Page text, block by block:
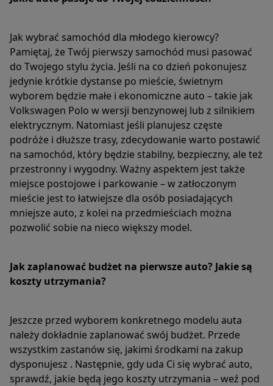
Jak wybrać samochód dla młodego kierowcy?
Pamiętaj, że Twój pierwszy samochód musi pasować
do Twojego stylu życia. Jeśli na co dzień pokonujesz
jedynie krótkie dystanse po mieście, świetnym
wyborem będzie małe i ekonomiczne auto – takie jak
Volkswagen Polo w wersji benzynowej lub z silnikiem
elektrycznym. Natomiast jeśli planujesz częste
podróże i dłuższe trasy, zdecydowanie warto postawić
na samochód, który będzie stabilny, bezpieczny, ale też
przestronny i wygodny. Ważny aspektem jest także
miejsce postojowe i parkowanie – w zatłoczonym
mieście jest to łatwiejsze dla osób posiadających
mniejsze auto, z kolei na przedmieściach można
pozwolić sobie na nieco większy model.
Jak zaplanować budżet na pierwsze auto? Jakie są
koszty utrzymania?
Jeszcze przed wyborem konkretnego modelu auta
należy dokładnie zaplanować swój budżet. Przede
wszystkim zastanów się, jakimi środkami na zakup
dysponujesz . Następnie, gdy uda Ci się wybrać auto,
sprawdź, jakie będą jego koszty utrzymania – weź pod